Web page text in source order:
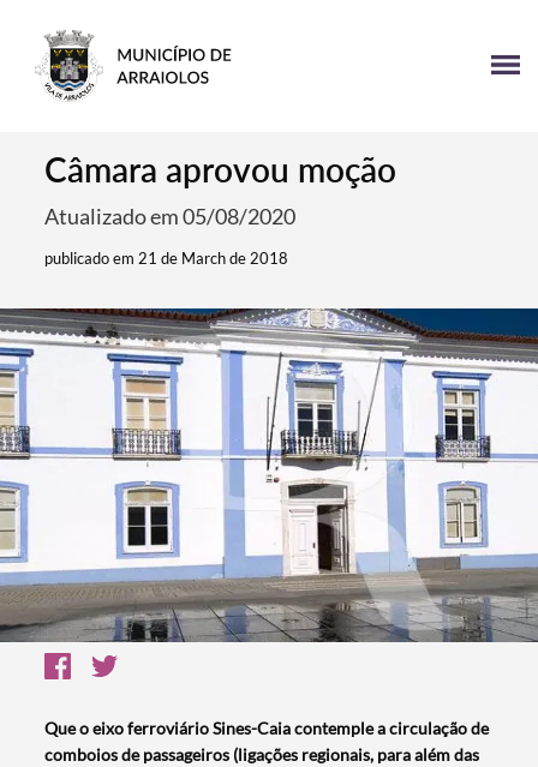
Câmara aprovou moção
Atualizado em 05/08/2020
publicado em 21 de March de 2018
Que o eixo ferroviário Sines-Caia contemple a circulação de
comboios de passageiros (ligações regionais, para além das